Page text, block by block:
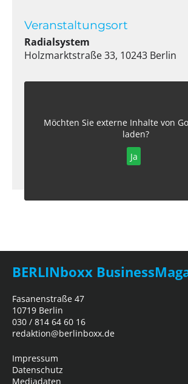
Veranstaltungsort
Radialsystem
Holzmarktstraße 33, 10243 Berlin
Möchten Sie externe Inhalte von
laden?
Ja
BERLINboxx
Fasanenstraße 47
10719 Berlin
030 / 814 64 60 16
redaktion@berlinboxx.de
Impressum
Datenschutz
Mediadaten